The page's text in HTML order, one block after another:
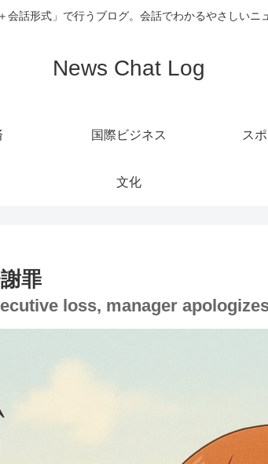
会話形式」で行うブログ。会話でわかるやさしいニ
News Chat Log
国際ビジネス ス
文化
罪
loss, manager